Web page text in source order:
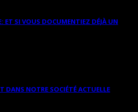
ET SI VOUS DOCUMENTIEZ DÉJÀ UN
DANS NOTRE SOCIÉTÉ ACTUELLE